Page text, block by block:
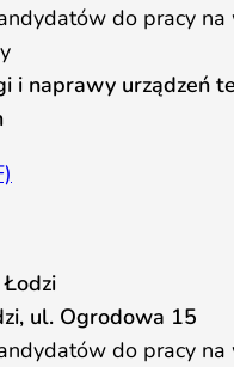
do pracy na
i naprawy urządzeń
ul. Ogrodowa 15
do pracy na